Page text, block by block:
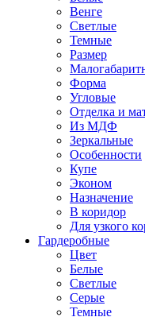
Венге
Светлые
Темные
Размер
Форма
Угловые
Отделка и
Из МДФ
Зеркальные
Особенности
Купе
Эконом
Назначение
В коридор
Для узкого
Гардеробные
Цвет
Белые
Светлые
Серые
Темные